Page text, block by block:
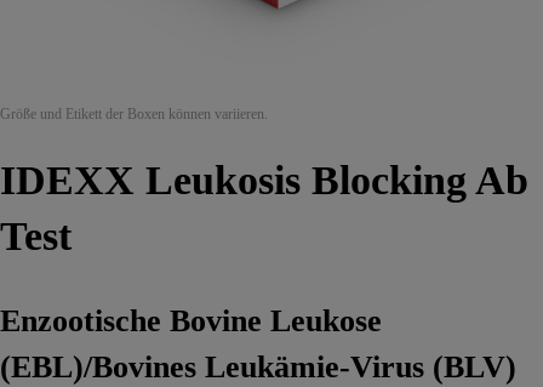
Größe und Etikett der Boxen können variieren.
IDEXX Leukosis Blocking Ab
Test
Enzootische Bovine Leukose
(EBL)/Bovines Leukämie-Virus (BLV)